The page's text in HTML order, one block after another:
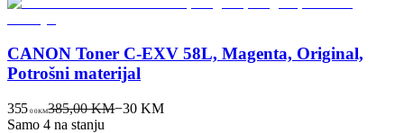
CANON Toner C-EXV 58L, Magenta, Original,
Potrošni materijal
355 00KM385,00 KM−30 KM
Samo 4 na stanju